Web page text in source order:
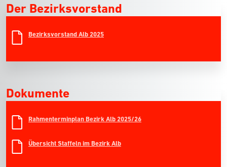
Der Bezirksvorstand
Bezirksvorstand Alb 2025
Dokumente
Rahmenterminplan Bezirk Alb 2025/26
Übersicht Staffeln im Bezirk Alb